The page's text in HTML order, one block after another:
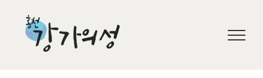
content